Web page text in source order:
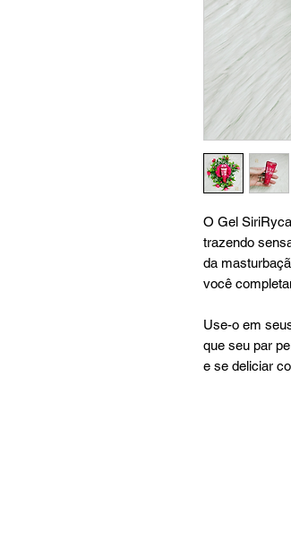
O Gel
trazendo
da
você
Use-o em
que seu par
e se deliciar